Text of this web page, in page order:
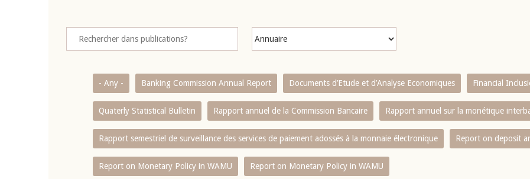
- Any - Banking Commission Annual Report Documents d’Etude et d’Analyse Economiques Financial
Quaterly Statistical Bulletin Rapport annuel de la Commission Bancaire Rapport annuel sur la monétique
Rapport semestriel de surveillance des services de paiement adossés à la monnaie électronique Report on deposit
Report on Monetary Policy in WAMU Report on Monetary Policy in WAMU